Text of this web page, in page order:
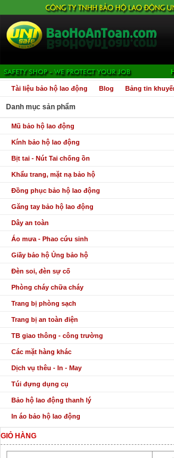
Tài liệu bảo hộ lao động Blog Bảng tin
Danh mục sản phẩm
Mũ bảo hộ lao động
Kính bảo hộ lao động
Bịt tai - Nút Tai chống ồn
Khẩu trang, mặt nạ bảo hộ
Đồng phục bảo hộ lao động
Găng tay bảo hộ lao động
Dây an toàn
Áo mưa - Phao cứu sinh
Giầy bảo hộ Ủng bảo hộ
Đèn soi, đèn sự cố
Phòng cháy chữa cháy
Trang bị phòng sạch
Trang bị an toàn điện
TB giao thông - công trường
Các mặt hàng khác
Dịch vụ thêu - In - May
Túi đựng dụng cụ
Bảo hộ lao động thanh lý
In áo bảo hộ lao động
GIỎ HÀNG